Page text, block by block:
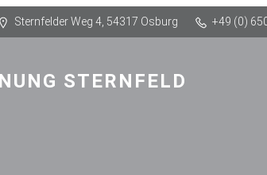
Sternfelder Weg 4, 54317 Osburg +49 (0)
STERNFELD